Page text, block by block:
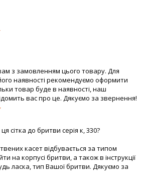
з замовленням цього товару. Для
наявності рекомендуємо оформити
товар буде в наявності, наш
вас про це. Дякуємо за звернення!
сітка до бритви серія к, 330?
касет відбувається за типом
на корпусі бритви, а також в інструкції
ласка, тип Вашої бритви. Дякуємо за